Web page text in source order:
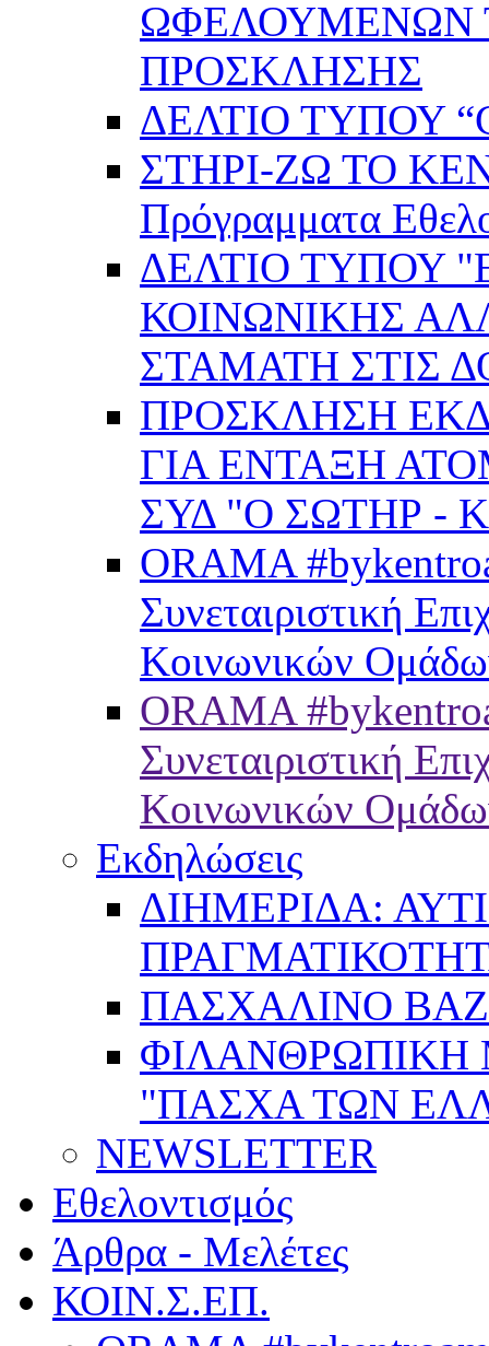
ΩΦΕΛΟΥΜΕΝΩΝ
ΠΡΟΣΚΛΗΣΗΣ
ΔΕΛΤΙΟ ΤΥΠΟΥ
ΣΤΗΡΙ-ΖΩ ΤΟ
Πρόγραμματα
ΔΕΛΤΙΟ ΤΥΠΟΥ
ΚΟΙΝΩΝΙΚΗΣ
ΣΤΑΜΑΤΗ ΣΤΙΣ
ΠΡΟΣΚΛΗΣΗ
ΓΙΑ ΕΝΤΑΞΗ
ΣΥΔ "Ο ΣΩΤΗΡ -
ORAMA
Συνεταιριστική
Κοινωνικών
ORAMA
Συνεταιριστική
Κοινωνικών
Εκδηλώσεις
ΔΙΗΜΕΡΙΔΑ:
ΠΑΣΧΑΛΙΝΟ
"ΠΑΣΧΑ ΤΩΝ
NEWSLETTER
Εθελοντισμός
Άρθρα - Μελέτες
ΚΟΙΝ.Σ.ΕΠ.